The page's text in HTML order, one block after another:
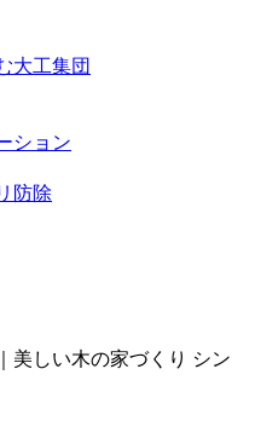
大工集団
ション
防除
美しい木の家づくり シン